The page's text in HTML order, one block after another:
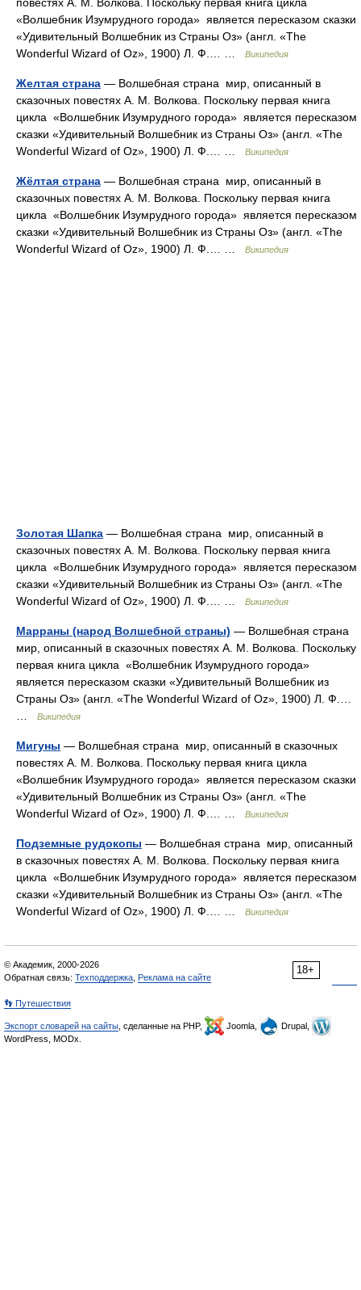
«Волшебник Изумрудного города» является пересказом сказки
«Удивительный Волшебник из Страны Оз» (англ. «The
Wonderful Wizard of Oz», 1900) Л. Ф.… …
Википедия
Желтая страна — Волшебная страна мир, описанный в
сказочных повестях А. М. Волкова. Поскольку первая книга
цикла «Волшебник Изумрудного города» является пересказом
сказки «Удивительный Волшебник из Страны Оз» (англ. «The
Wonderful Wizard of Oz», 1900) Л. Ф.… …
Википедия
Жёлтая страна — Волшебная страна мир, описанный в
сказочных повестях А. М. Волкова. Поскольку первая книга
цикла «Волшебник Изумрудного города» является пересказом
сказки «Удивительный Волшебник из Страны Оз» (англ. «The
Wonderful Wizard of Oz», 1900) Л. Ф.… …
Википедия
Золотая Шапка — Волшебная страна мир, описанный в
сказочных повестях А. М. Волкова. Поскольку первая книга
цикла «Волшебник Изумрудного города» является пересказом
сказки «Удивительный Волшебник из Страны Оз» (англ. «The
Wonderful Wizard of Oz», 1900) Л. Ф.… …
Википедия
Марраны (народ Волшебной страны) — Волшебная страна
мир, описанный в сказочных повестях А. М. Волкова. Поскольку
первая книга цикла «Волшебник Изумрудного города»
является пересказом сказки «Удивительный Волшебник из
Страны Оз» (англ. «The Wonderful Wizard of Oz», 1900) Л. Ф.…
Википедия
Мигуны — Волшебная страна мир, описанный в сказочных
повестях А. М. Волкова. Поскольку первая книга цикла
«Волшебник Изумрудного города» является пересказом сказки
«Удивительный Волшебник из Страны Оз» (англ. «The
Wonderful Wizard of Oz», 1900) Л. Ф.… …
Википедия
Подземные рудокопы — Волшебная страна мир, описанный
в сказочных повестях А. М. Волкова. Поскольку первая книга
цикла «Волшебник Изумрудного города» является пересказом
сказки «Удивительный Волшебник из Страны Оз» (англ. «The
Wonderful Wizard of Oz», 1900) Л. Ф.… …
Википедия
18+
© Академик, 2000-2026
Обратная связь: Техподдержка Реклама на сайте
👣 Путешествия
Экспорт словарей на сайты , сделанные на PHP, Joomla,
Drupal,
WordPress, MODx.